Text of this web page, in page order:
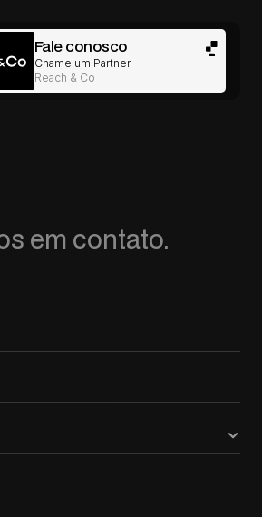
Fale conosco
Chame um Partner
Reach & Co
em contato.